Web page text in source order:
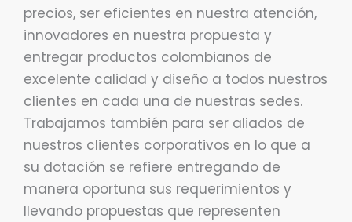
precios, ser eficientes en nuestra atención,
innovadores en nuestra propuesta y
entregar productos colombianos de
excelente calidad y diseño a todos nuestros
clientes en cada una de nuestras sedes.
Trabajamos también para ser aliados de
nuestros clientes corporativos en lo que a
su dotación se refiere entregando de
manera oportuna sus requerimientos y
llevando propuestas que representen